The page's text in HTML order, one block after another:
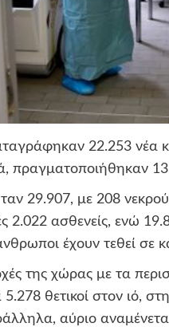
22.253 νέα
πραγματοποιήθηκαν
29.907, με 208
2.022 ασθενείς, ενώ
έχουν τεθεί σε
της χώρας με τα
θετικοί στον ιό,
αύριο